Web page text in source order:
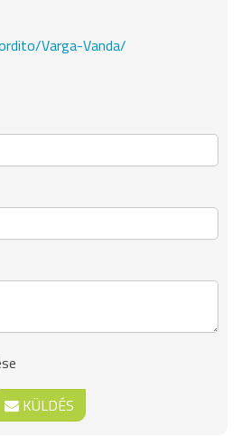
Varga-Vanda/
KÜLDÉS